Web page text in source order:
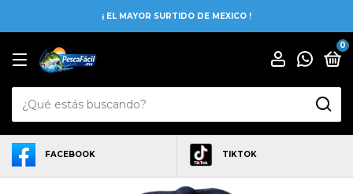
¡ EL MAYOR SURTIDO DE MEXICO !
0
FACEBOOK TIKTOK